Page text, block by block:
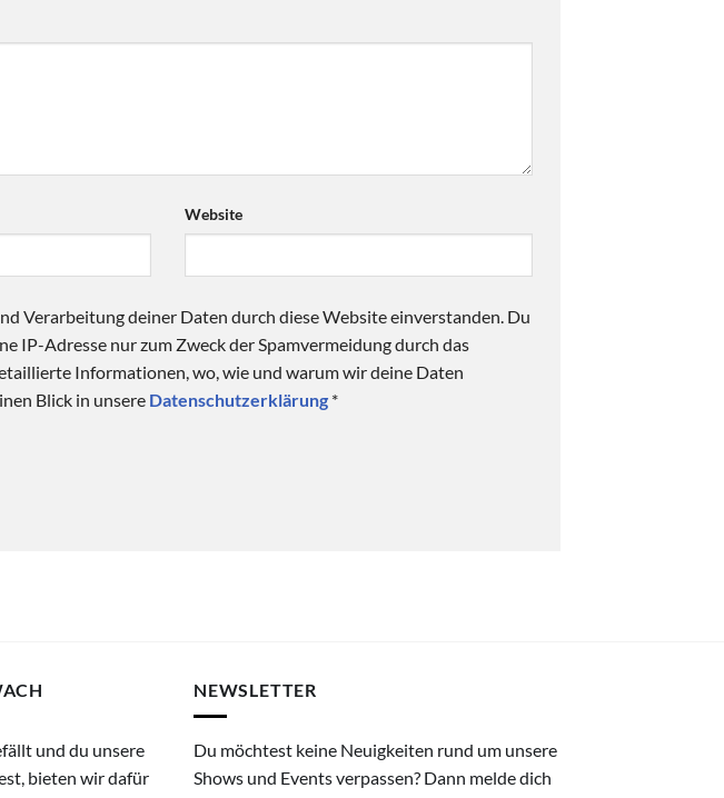
Website
Verarbeitung deiner Daten durch diese Website einverstanden. Du
IP-Adresse nur zum Zweck der Spamvermeidung durch das
Informationen, wo, wie und warum wir deine Daten
Blick in unsere Datenschutzerklärung *
und du unsere
bieten wir dafür
NEWSLETTER
Du möchtest keine Neuigkeiten rund um unsere
Shows und Events verpassen? Dann melde dich